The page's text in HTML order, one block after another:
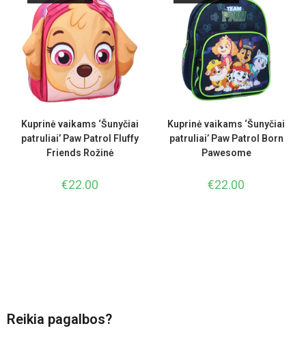
Kuprinė vaikams ‘Šunyčiai
patruliai’ Paw Patrol Fluffy
Friends Rožinė
€22.00
Kuprinė vaikams ‘Šunyčiai
patruliai’ Paw Patrol Born
Pawesome
€22.00
Reikia pagalbos?